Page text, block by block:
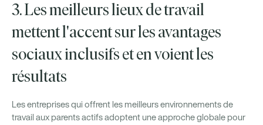
3. Les meilleurs lieux de travail
mettent l'accent sur les avantages
sociaux inclusifs et en voient les
résultats
Les entreprises qui offrent les meilleurs environnements de
travail aux parents actifs adoptent une approche globale pour